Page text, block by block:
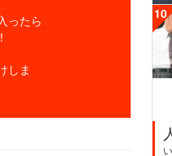
ったら
しま
10